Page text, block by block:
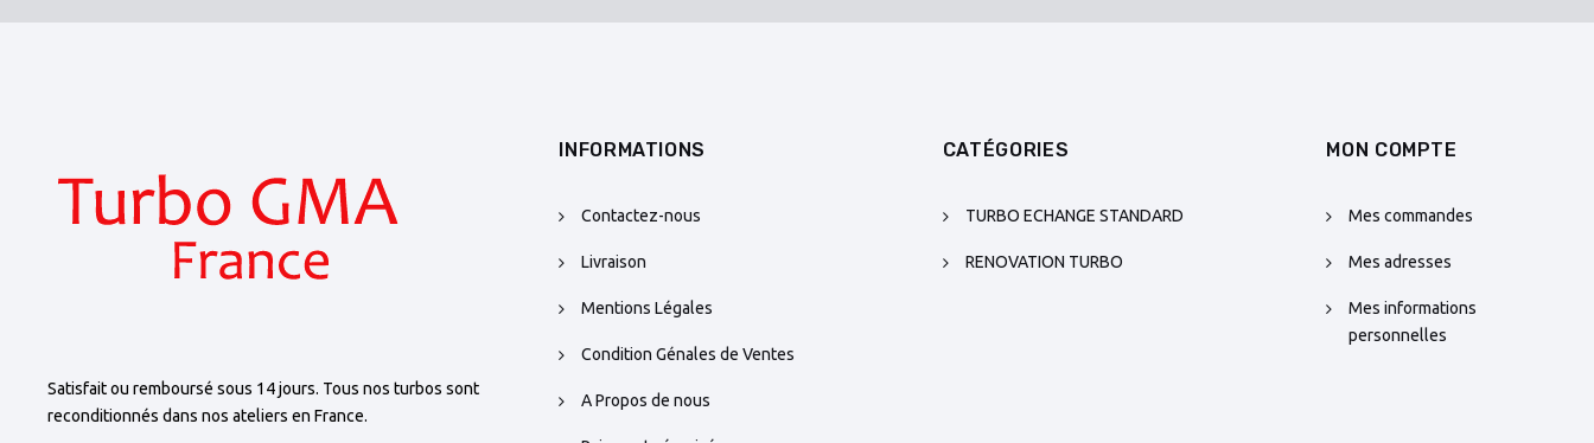
Satisfait ou remboursé sous 14 jours. Tous nos turbos sont
reconditionnés dans nos ateliers en France.
INFORMATIONS
Contactez-nous
Livraison
Mentions Légales
Condition Génales de Ventes
A Propos de nous
CATÉGORIES
TURBO ECHANGE STANDARD
RENOVATION TURBO
MON COMPTE
Mes commandes
Mes adresses
Mes informations
personnelles